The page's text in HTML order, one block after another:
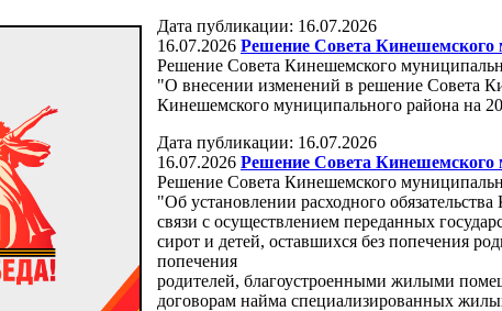
Дата публикации: 16.07.2026
16.07.2026 Решение Совета Кинешемского
Решение Совета Кинешемского
"О внесении изменений в решение Совета
Кинешемского муниципального района на
Дата публикации: 16.07.2026
16.07.2026 Решение Совета Кинешемского
Решение Совета Кинешемского
"Об установлении расходного
связи с осуществлением переданных
сирот и детей, оставшихся без попечения
попечения
родителей, благоустроенными жилыми
договорам найма специализированных